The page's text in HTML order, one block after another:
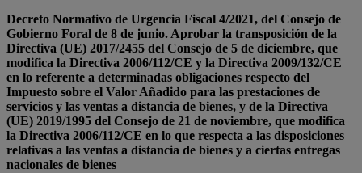
Decreto Normativo de Urgencia Fiscal 4/2021, del Consejo de
Gobierno Foral de 8 de junio. Aprobar la transposición de la
Directiva (UE) 2017/2455 del Consejo de 5 de diciembre, que
modifica la Directiva 2006/112/CE y la Directiva 2009/132/CE
en lo referente a determinadas obligaciones respecto del
Impuesto sobre el Valor Añadido para las prestaciones de
servicios y las ventas a distancia de bienes, y de la Directiva
(UE) 2019/1995 del Consejo de 21 de noviembre, que modifica
la Directiva 2006/112/CE en lo que respecta a las disposiciones
relativas a las ventas a distancia de bienes y a ciertas entregas
nacionales de bienes